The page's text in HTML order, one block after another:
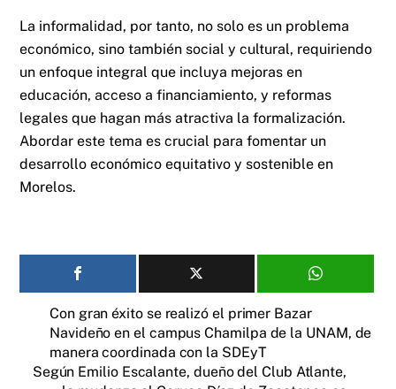
La informalidad, por tanto, no solo es un problema
económico, sino también social y cultural, requiriendo
un enfoque integral que incluya mejoras en
educación, acceso a financiamiento, y reformas
legales que hagan más atractiva la formalización.
Abordar este tema es crucial para fomentar un
desarrollo económico equitativo y sostenible en
Morelos.
Con gran éxito se realizó el primer Bazar
Navideño en el campus Chamilpa de la UNAM, de
manera coordinada con la SDEyT
Según Emilio Escalante, dueño del Club Atlante,